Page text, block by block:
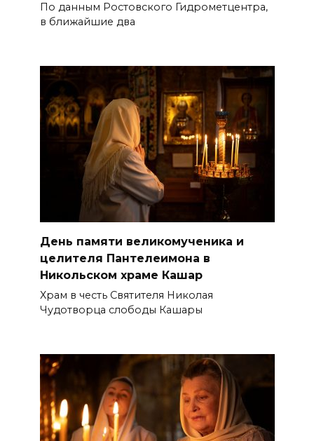
По данным Ростовского Гидрометцентра,
в ближайшие два
День памяти великомученика и
целителя Пантелеимона в
Никольском храме Кашар
Храм в честь Святителя Николая
Чудотворца слободы Кашары